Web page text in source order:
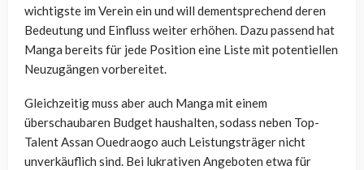
wichtigste im Verein ein und will dementsprechend deren
Bedeutung und Einfluss weiter erhöhen. Dazu passend hat
Manga bereits für jede Position eine Liste mit potentiellen
Neuzugängen vorbereitet.
Gleichzeitig muss aber auch Manga mit einem
überschaubaren Budget haushalten, sodass neben Top-
Talent Assan Ouedraogo auch Leistungsträger nicht
unverkäuflich sind. Bei lukrativen Angeboten etwa für